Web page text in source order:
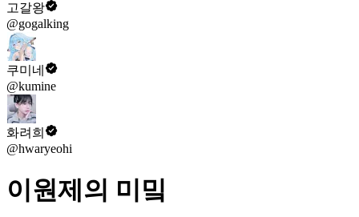
고갈왕
@gogalking
쿠미네
@kumine
화려희
@hwaryeohi
이원제의 미밐